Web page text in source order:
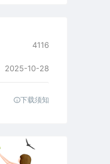
4116
2025-10-28
下载须知